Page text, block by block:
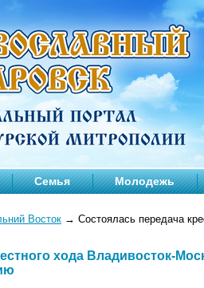
Семья Молодежь
Восток → Состоялась передача
хода Владивосток-